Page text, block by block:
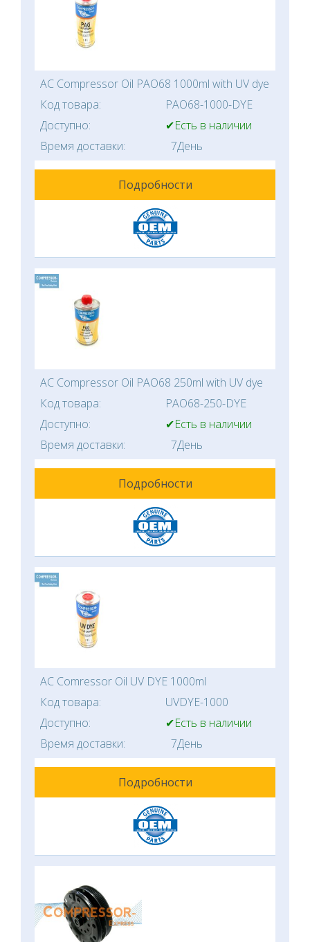
AC Compressor Oil PAO68 1000ml with UV dye
Код товара:
PAO68-1000-DYE
Доступно:
✔Есть в наличии
Время доставки:
7День
Подробности
AC Compressor Oil PAO68 250ml with UV dye
Код товара:
PAO68-250-DYE
Доступно:
✔Есть в наличии
Время доставки:
7День
Подробности
AC Comressor Oil UV DYE 1000ml
Код товара:
UVDYE-1000
Доступно:
✔Есть в наличии
Время доставки:
7День
Подробности